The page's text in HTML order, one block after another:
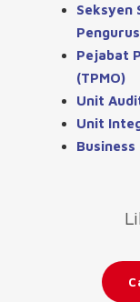
Seksyen
Pejabat
(TPMO)
Unit
Unit